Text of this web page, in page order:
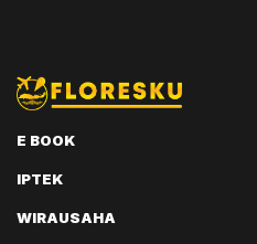
E BOOK
IPTEK
WIRAUSAHA